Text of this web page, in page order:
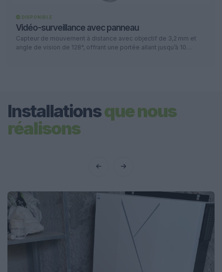
DISPONIBLE
Vidéo-surveillance avec panneau
Capteur de mouvement à distance avec objectif de 3,2 mm et
angle de vision de 128°, offrant une portée allant jusqu’à 10
Installationsque nous
réalisons